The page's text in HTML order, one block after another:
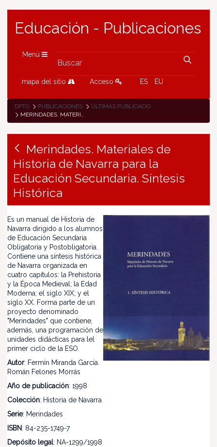
Educación - Publicaciones
Menú
mapa del sitio Acceso ES EU
DPTO PUBLICACIONES
ÚLTIMAS PUBLICACIONES
MERINDADES. MATERIALES DE HISTORIA DE NAVARRA PARA LA EDUCACIÓN SECUNDARIA. SÍNTESIS HISTÓRICA
Merindades. Materiales de
Historia de Navarra para la
Educación Secundaria. Síntesis
Histórica
Es un manual de Historia de
Navarra dirigido a los alumnos
de Educación Secundaria
Obligatoria y Postobligatoria.
Contiene una síntesis histórica
de Navarra organizada en
cuatro capítulos: la Prehistoria
y la Época Medieval; la Edad
Moderna; el siglo XIX; y el
siglo XX. Forma parte de un
proyecto denominado
"Merindades" que contiene,
además, una programación de
unidades didácticas para lel
primer ciclo de la ESO.
Autor: Fermín Miranda García.
Román Felones Morrás
Año de publicación: 1998
Colección: Historia de Navarra
Serie: Merindades
ISBN: 84-235-1749-7
Depósito legal: NA-1299/1998